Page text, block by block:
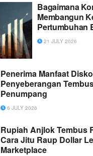
Bagaimana
Membangun
Pertumbuhan
Panjang
21 JULY 2026
Penerima Manfaat
Penyeberangan
Penumpang
6 JULY 2026
Rupiah Anjlok Tembus
Cara Jitu Raup Dollar
Marketplace